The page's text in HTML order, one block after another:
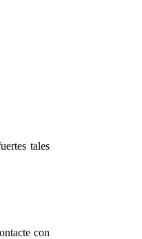
tales
con